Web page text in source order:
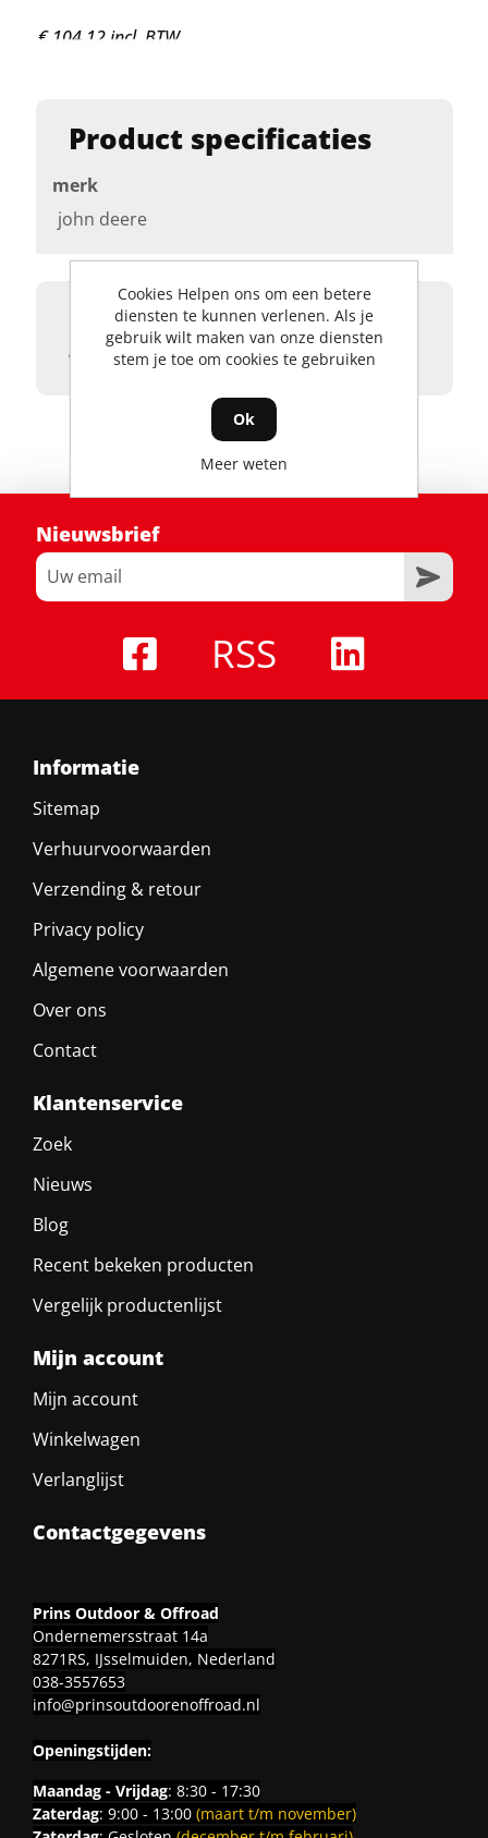
Product details
V-BELT
Product specificaties
merk
john deere
€ 104,12 incl. BTW
Nieuwsbrief
RSS
Informatie
Sitemap
Verhuurvoorwaarden
Verzending & retour
Privacy policy
Algemene voorwaarden
Over ons
Contact
Klantenservice
Zoek
Nieuws
Blog
Recent bekeken producten
Vergelijk productenlijst
Mijn account
Mijn account
Winkelwagen
Verlanglijst
Contactgegevens
Prins Outdoor & Offroad
Ondernemersstraat 14a
8271RS, IJsselmuiden, Nederland
038-3557653
info@prinsoutdoorenoffroad.nl
Openingstijden:
Maandag - Vrijdag: 8:30 - 17:30
Zaterdag: 9:00 - 13:00 (maart t/m november)
Cookies Helpen ons om een betere
diensten te kunnen verlenen. Als je
gebruik wilt maken van onze diensten
stem je toe om cookies te gebruiken
Ok
Meer weten